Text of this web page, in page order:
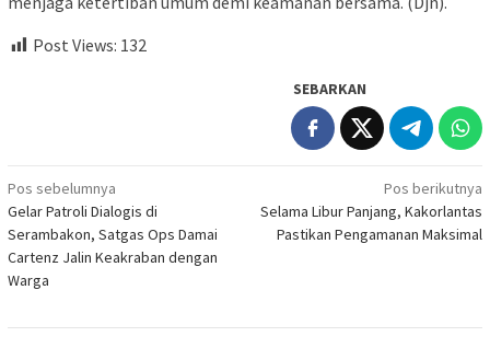
Post Views: 132
SEBARKAN
Navigasi
pos
Pos sebelumnya
Gelar Patroli Dialogis di
Serambakon, Satgas Ops Damai
Cartenz Jalin Keakraban dengan
Warga
Pos berikutnya
Selama Libur Panjang, Kakorlantas
Pastikan Pengamanan Maksimal